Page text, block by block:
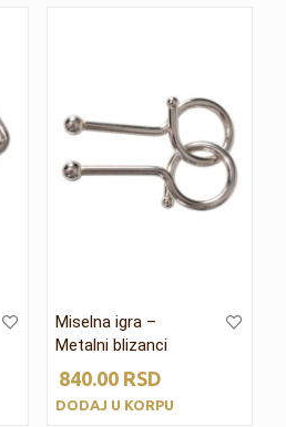
Miselna igra –
Metalni blizanci
840.00RSD
DODAJ U KORPU